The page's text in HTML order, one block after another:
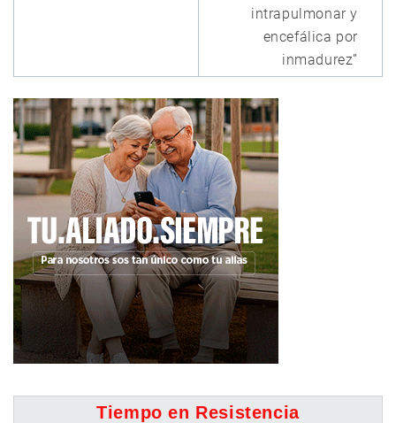
intrapulmonar y
encefálica por
inmadurez”
Tiempo en Resistencia